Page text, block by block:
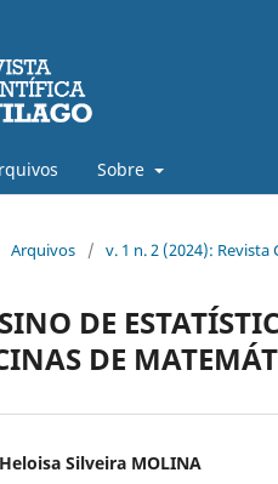
Sobre
Arquivos / v. 1 n. 2 (2024): Revista
DE
DE
Silveira MOLINA